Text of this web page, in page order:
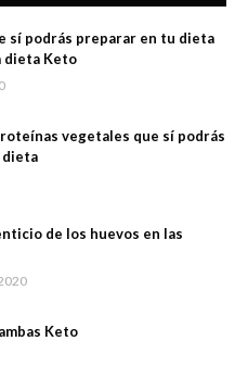
sí podrás preparar en tu dieta
dieta Keto
vegetales que sí podrás
dieta
de los huevos en las
Keto